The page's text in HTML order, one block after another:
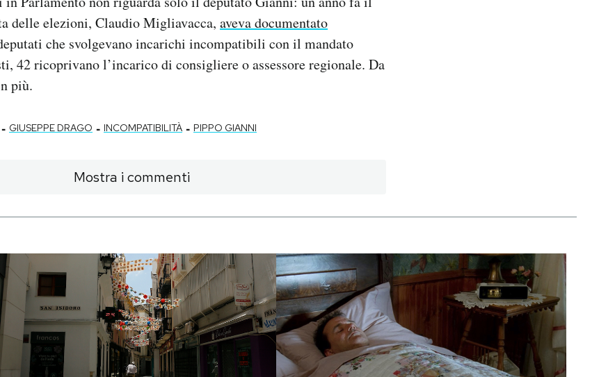
delle elezioni, Claudio Migliavacca, aveva documentato
che svolgevano incarichi incompatibili con il mandato
42 ricoprivano l’incarico di consigliere o assessore regionale. Da
più.
- GIUSEPPE DRAGO - INCOMPATIBILITÀ - PIPPO GIANNI
Mostra i commenti